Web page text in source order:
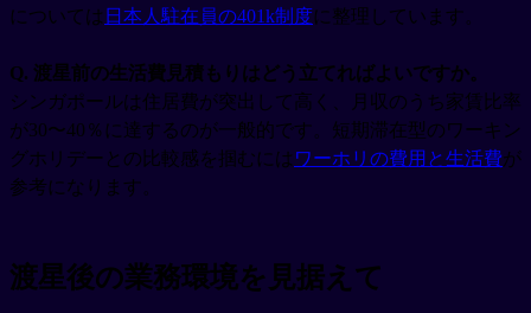
については 日本人駐在員の401k制度に整理しています。
Q. 渡星前の生活費見積もりはどう立てればよいですか。
シンガポールは住居費が突出して高く、月収のうち家賃比率
が30〜40％に達するのが一般的です。短期滞在型のワーキン
グホリデーとの比較感を掴むには ワーホリの費用と生活費が
参考になります。
渡星後の業務環境を見据えて